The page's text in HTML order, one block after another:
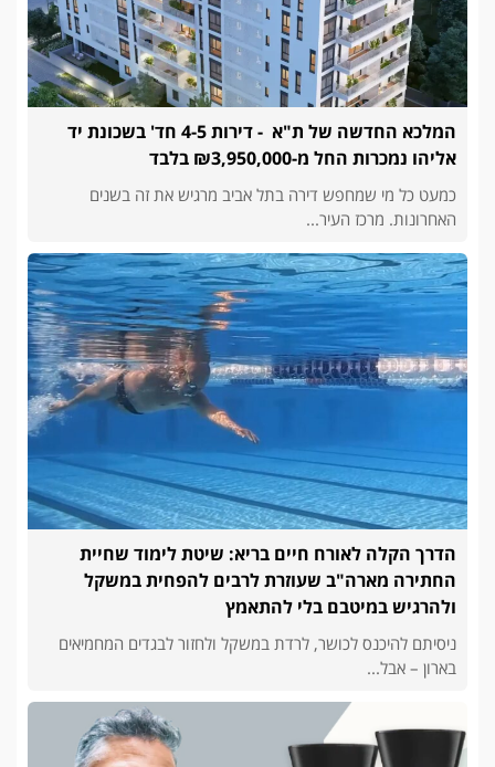
המלכא החדשה של ת"א - דירות 4-5 חד' בשכונת יד
אליהו נמכרות החל מ-₪3,950,000 בלבד
כמעט כל מי שמחפש דירה בתל אביב מרגיש את זה בשנים
האחרונות. מרכז העיר...
הדרך הקלה לאורח חיים בריא: שיטת לימוד שחיית
החתירה מארה"ב שעוזרת לרבים להפחית במשקל
ולהרגיש במיטבם בלי להתאמץ
ניסיתם להיכנס לכושר, לרדת במשקל ולחזור לבגדים המחמיאים
בארון – אבל...